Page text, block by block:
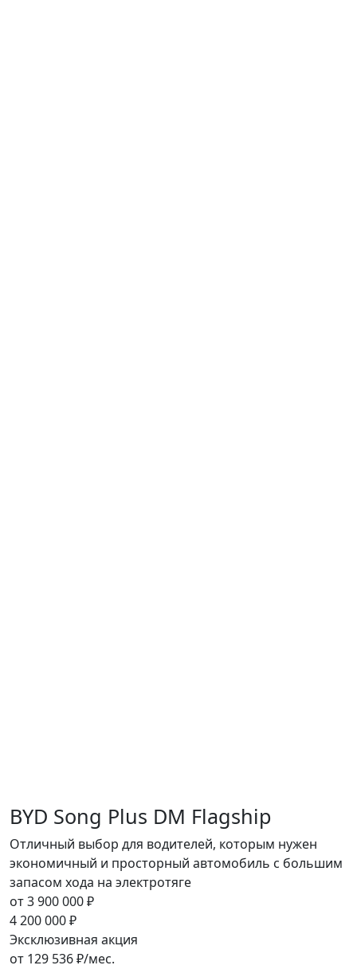
BYD Song Plus DM Flagship
Отличный выбор для водителей, которым нужен
экономичный и просторный автомобиль с большим
запасом хода на электротяге
от3 900 000₽
4 200 000₽
Эксклюзивная акция
от 129 536₽/мес.